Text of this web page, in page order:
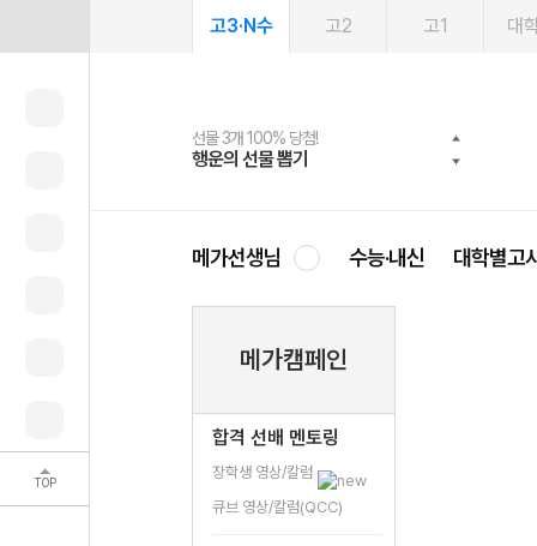
TOP
고3·N수 고2 고1 대
선물 3개 100% 당첨!
행운의 선물 뽑기
선물 100% 증정!
메가스터디 X 올리브
여름방학 스터디 캐시백
메가런 썸머스쿨
2027 러셀 단과
강사 공개선발
스마트러닝앱
설문 EVENT
메가패스
3일 무료 체험권
메가패스 수강생 무료혜택!
메가클럽 멤버십
사회공헌 캠페인
희망이룸 메가나눔
메가선생님 수능·내신 대학별고
메가캠페인
합격 선배 멘토링
장학생 영상/칼럼
큐브 영상/칼럼(QCC)